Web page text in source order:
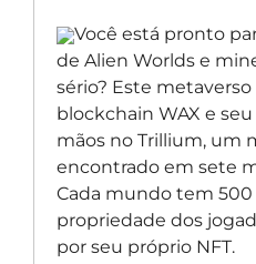
Você está pronto
de Alien Worlds e
sério? Este
blockchain WAX e
mãos no Trillium, um
encontrado em sete
Cada mundo tem
propriedade dos
por seu próprio NFT.